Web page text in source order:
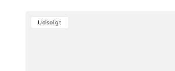
Gå til
produktoplysninger
Udsolgt